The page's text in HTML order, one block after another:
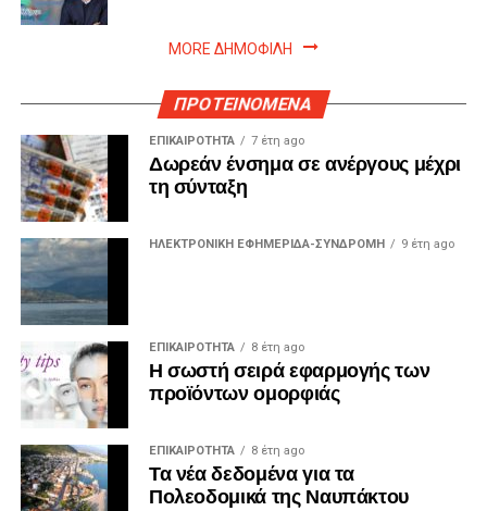
MORE ΔΗΜΟΦΙΛΗ
ΠΡΟΤΕΙΝΟΜΕΝΑ
ΕΠΙΚΑΙΡΟΤΗΤΑ 7 έτη ago
Δωρεάν ένσημα σε ανέργους μέχρι
τη σύνταξη
ΗΛΕΚΤΡΟΝΙΚΗ ΕΦΗΜΕΡΙΔΑ-ΣΥΝΔΡΟΜΗ 9 έτη ago
ΕΠΙΚΑΙΡΟΤΗΤΑ 8 έτη ago
Η σωστή σειρά εφαρμογής των
προϊόντων ομορφιάς
ΕΠΙΚΑΙΡΟΤΗΤΑ 8 έτη ago
Τα νέα δεδομένα για τα
Πολεοδομικά της Ναυπάκτου